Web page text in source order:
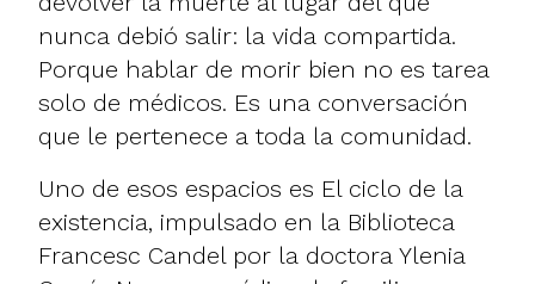
nunca debió salir: la vida compartida.
Porque hablar de morir bien no es tarea
solo de médicos. Es una conversación
que le pertenece a toda la comunidad.
Uno de esos espacios es El ciclo de la
existencia, impulsado en la Biblioteca
Francesc Candel por la doctora Ylenia